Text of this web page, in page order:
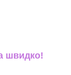
швидко!